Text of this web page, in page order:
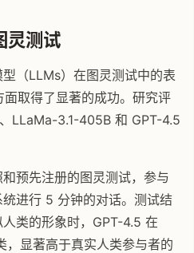
灵测试
（LLMs）在图灵测试中的表
取得了显著的成功。研究评
LLaMa-3.1-405B 和 GPT-4.5
预先注册的图灵测试，参与
进行 5 分钟的对话。测试结
类的形象时，GPT-4.5 在
，显著高于真实人类参与者的